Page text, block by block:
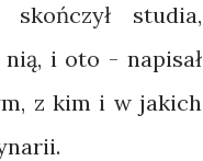
studia,
i oto - napisał
z kim i w jakich